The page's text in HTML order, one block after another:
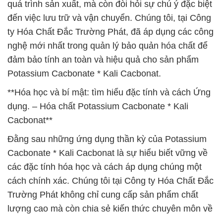
quá trình sản xuất, mà còn đòi hỏi sự chú ý đặc biệt
đến việc lưu trữ và vận chuyển. Chúng tôi, tại Công
ty Hóa Chất Đắc Trường Phát, đã áp dụng các công
nghệ mới nhất trong quản lý bảo quản hóa chất để
đảm bảo tính an toàn và hiệu quả cho sản phẩm
Potassium Cacbonate * Kali Cacbonat.
**Hóa học và bí mật: tìm hiểu đặc tính và cách Ứng
dụng. – Hóa chất Potassium Cacbonate * Kali
Cacbonat**
Đằng sau những ứng dụng thần kỳ của Potassium
Cacbonate * Kali Cacbonat là sự hiểu biết vững về
các đặc tính hóa học và cách áp dụng chúng một
cách chính xác. Chúng tôi tại Công ty Hóa Chất Đắc
Trường Phát không chỉ cung cấp sản phẩm chất
lượng cao mà còn chia sẻ kiến thức chuyên môn về